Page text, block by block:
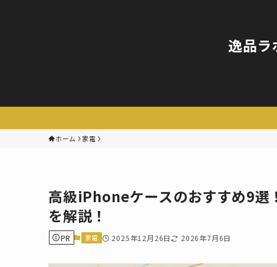
逸品ラ
ホーム 家電
高級iPhoneケースのおすすめ9選
を解説！
PR 家電 2025年12月26日 2026年7月6日